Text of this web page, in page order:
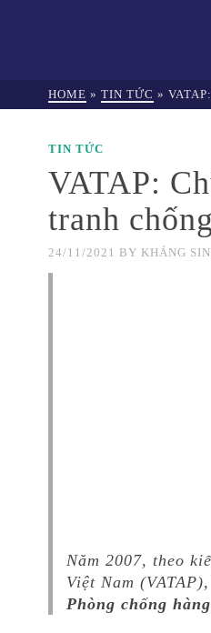
HOME » TIN TỨC »
TIN TỨC
VATAP:
tranh
24/11/2021 BY KHÁNG
Năm 2007, theo
Việt Nam
Phòng chống